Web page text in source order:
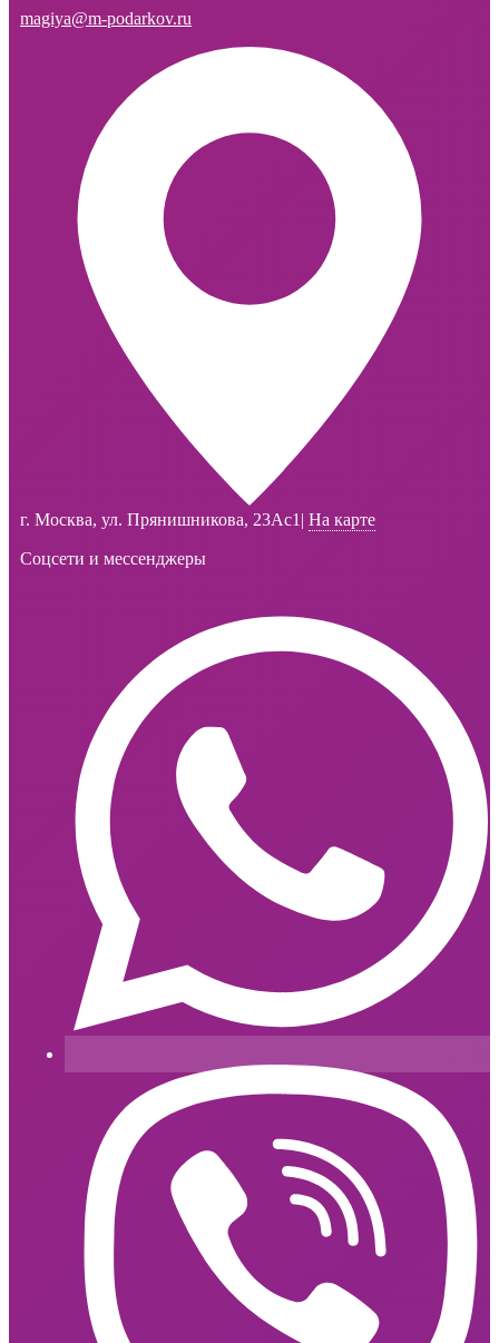
magiya@m-podarkov.ru
г. Москва, ул. Прянишникова, 23Ас1 | На карте
Соцсети и мессенджеры